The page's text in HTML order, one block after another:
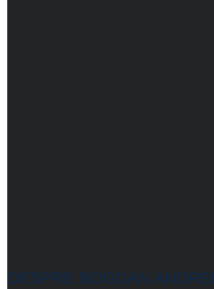
DESPRE BOGDAN ANDREI